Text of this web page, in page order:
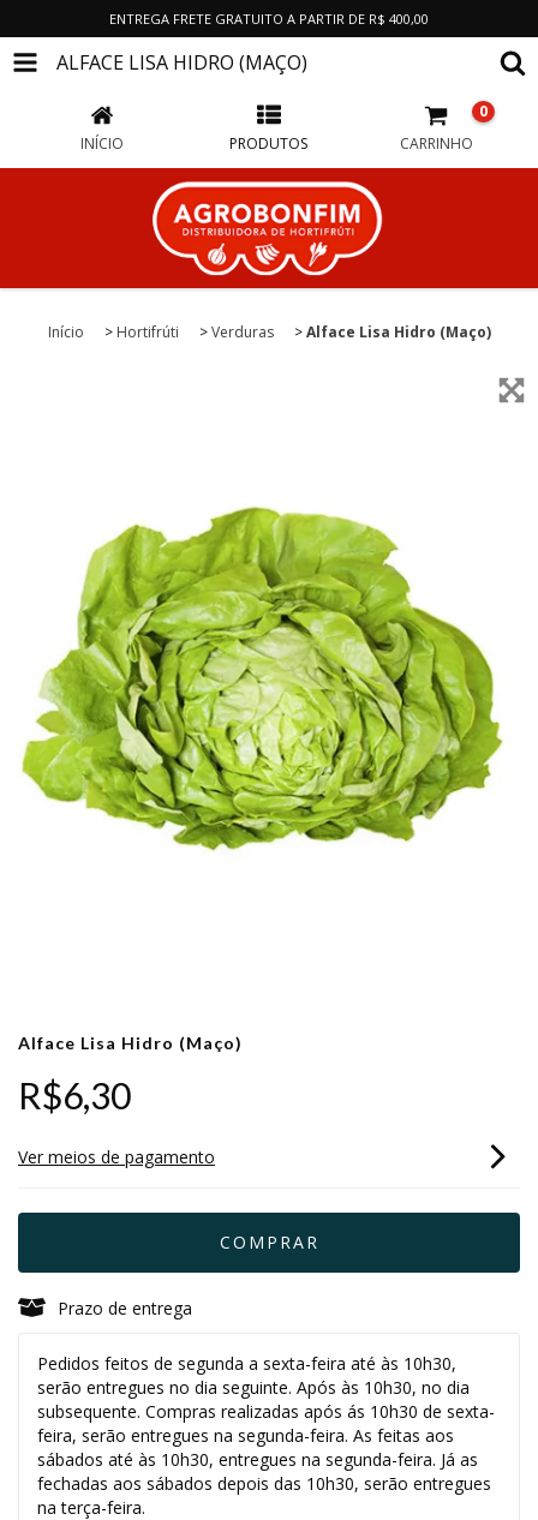
ENTREGA FRETE GRATUITO A PARTIR DE R$ 400,00
ALFACE LISA HIDRO (MAÇO)
INÍCIO PRODUTOS CARRINHO
0
Início > Hortifrúti > Verduras > Alface Lisa Hidro (Maço)
Alface Lisa Hidro (Maço)
R$6,30
Ver meios de pagamento
Prazo de entrega
Pedidos feitos de segunda a sexta-feira até às 10h30,
serão entregues no dia seguinte. Após às 10h30, no dia
subsequente. Compras realizadas após ás 10h30 de sexta-
feira, serão entregues na segunda-feira. As feitas aos
sábados até às 10h30, entregues na segunda-feira. Já as
fechadas aos sábados depois das 10h30, serão entregues
na terça-feira.